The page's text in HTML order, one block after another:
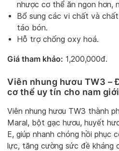
nhược cơ thể ăn ngon hơn,
Bổ sung các vi chất và
táo bón.
Hỗ trợ chống oxy hoá.
Giá tham khảo: 1,200,000đ.
Viên nhung hươu TW3 –
cơ thể uy tín cho nam giới
Viên nhung hươu TW3 thành
Maral, bột gạc hươu, huyết
E, giúp nhanh chóng hồi phục
lực, tăng cường sức đề kháng